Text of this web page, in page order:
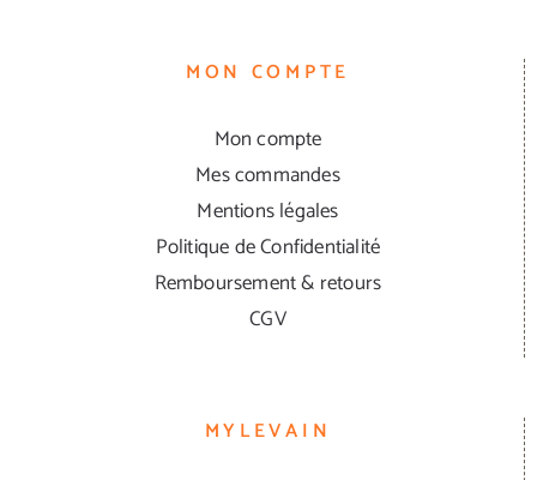
MON COMPTE
Mon compte
Mes commandes
Mentions légales
Politique de Confidentialité
Remboursement & retours
CGV
MYLEVAIN